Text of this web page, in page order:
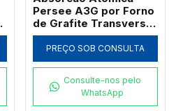
Persee A3G por Forno
de Grafite Transversal
com Correcao D2 e SR
PREÇO SOB CONSULTA
Consulte-nos pelo
WhatsApp